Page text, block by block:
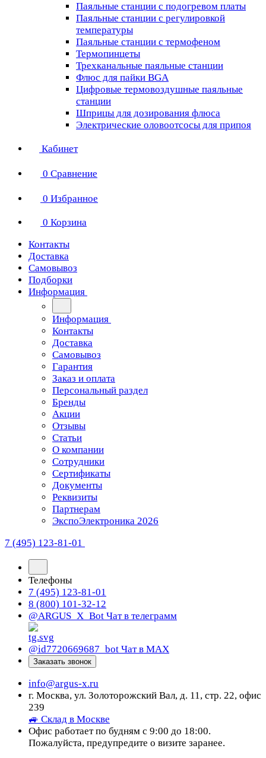
Паяльные станции с подогревом платы
Паяльные станции с регулировкой
температуры
Паяльные станции с термофеном
Термопинцеты
Трехканальные паяльные станции
Флюс для пайки BGA
Цифровые термовоздушные паяльные
станции
Шприцы для дозирования флюса
Электрические оловоотсосы для припоя
Кабинет
0 Сравнение
0 Избранное
0 Корзина
Контакты
Доставка
Самовывоз
Подборки
Информация
Информация
Контакты
Доставка
Самовывоз
Гарантия
Заказ и оплата
Персональный раздел
Бренды
Акции
Отзывы
Статьи
О компании
Сотрудники
Сертификаты
Документы
Реквизиты
Партнерам
ЭкспоЭлектроника 2026
7 (495) 123-81-01
Телефоны
7 (495) 123-81-01
8 (800) 101-32-12
@ARGUS_X_Bot Чат в телеграмм
@id7720669687_bot Чат в МАХ
Заказать звонок
info@argus-x.ru
г. Москва, ул. Золоторожский Вал, д. 11, стр. 22, офис
239
🚙 Склад в Москве
Офис работает по будням с 9:00 до 18:00.
Пожалуйста, предупредите о визите заранее.